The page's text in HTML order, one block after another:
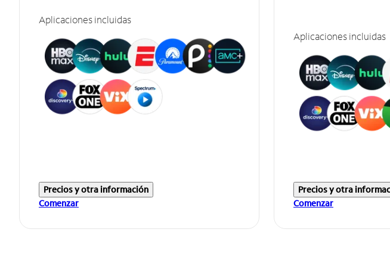
Aplicaciones incluidas
Precios y otra información
Comenzar
Aplicaciones incluidas
Precios y otra
Comenzar